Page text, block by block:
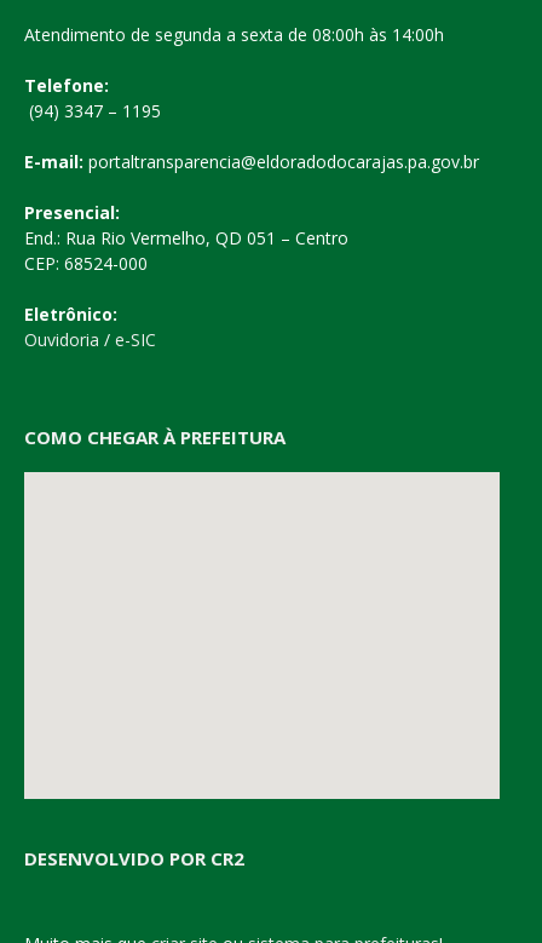
Atendimento de segunda a sexta de 08:00h às 14:00h
Telefone:
(94) 3347 – 1195
E-mail: portaltransparencia@eldoradodocarajas.pa.gov.br
Presencial:
End.: Rua Rio Vermelho, QD 051 – Centro
CEP: 68524-000
Eletrônico:
Ouvidoria / e-SIC
COMO CHEGAR À PREFEITURA
DESENVOLVIDO POR CR2